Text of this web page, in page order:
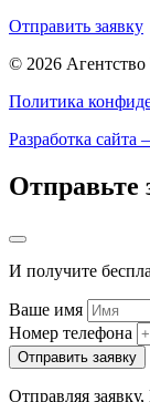
Отправить заявку
© 2026 Агентство
Политика
Разработка
Отправьте
И получите
Ваше имя
Номер телефона
Отправить заявку
Отправляя